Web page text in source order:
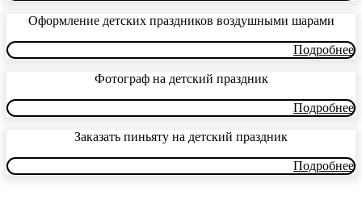
Оформление детских праздников воздушными шарами
Подробнее
Фотограф на детский праздник
Подробнее
Заказать пиньяту на детский праздник
Подробнее